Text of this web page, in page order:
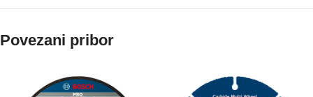
Povezani pribor